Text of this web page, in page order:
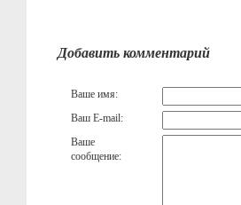
Добавить комментарий
Ваше имя:
Ваш E-mail:
Ваше
сообщение: